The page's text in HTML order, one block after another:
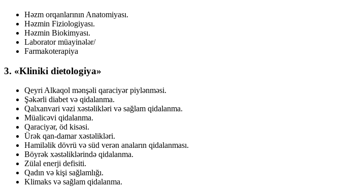
Həzm orqanlarının Anatomiyası.
Həzmin Fiziologiyası.
Həzmin Biokimyası.
Laborator müayinələr/
Farmakoterapiya
3. «Kliniki dietologiya»
Qeyri Alkaqol mənşəli qaraciyər piylənməsi.
Şəkərli diabet və qidalanma.
Qalxanvari vəzi xəstəlikləri və sağlam qidalanma.
Müalicəvi qidalanma.
Qaraciyər, öd kisəsi.
Ürək qan-damar xəstəlikləri.
Hamiləlik dövrü və süd verən anaların qidalanması.
Böyrək xəstəliklərində qidalanma.
Zülal enerji defisiti.
Qadın və kişi sağlamlığı.
Klimaks və sağlam qidalanma.